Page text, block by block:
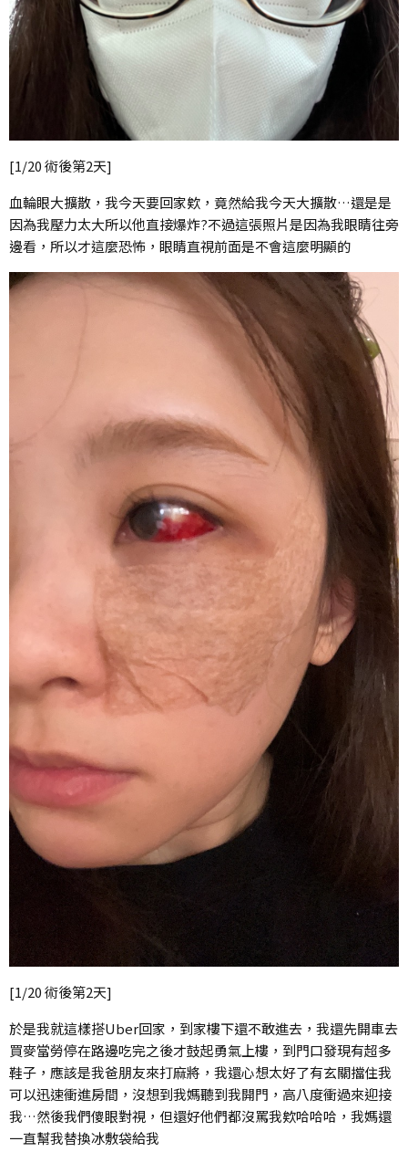
[1/20 術後第2天]
血輪眼大擴散，我今天要回家欸，竟然給我今天大擴散…還是是
因為我壓力太大所以他直接爆炸?不過這張照片是因為我眼睛往旁
邊看，所以才這麼恐怖，眼睛直視前面是不會這麼明顯的
[1/20 術後第2天]
於是我就這樣搭Uber回家，到家樓下還不敢進去，我還先開車去
買麥當勞停在路邊吃完之後才鼓起勇氣上樓，到門口發現有超多
鞋子，應該是我爸朋友來打麻將，我還心想太好了有玄關擋住我
可以迅速衝進房間，沒想到我媽聽到我開門，高八度衝過來迎接
我…然後我們傻眼對視，但還好他們都沒罵我欸哈哈哈，我媽還
一直幫我替換冰敷袋給我